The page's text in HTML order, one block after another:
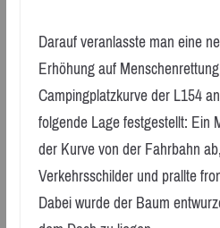
Darauf veranlasste man eine
Erhöhung auf
Campingplatzkurve der L154
folgende Lage festgestellt: Ein
der Kurve von der Fahrbahn
Verkehrsschilder und prallte
Dabei wurde der Baum